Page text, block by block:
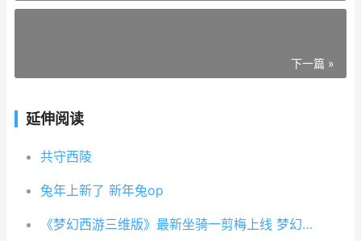
下一篇 »
延伸阅读
共守西陵
兔年上新了 新年兔op
《梦幻西游三维版》最新坐骑一剪梅上线 梦幻西游三维版停服了吗